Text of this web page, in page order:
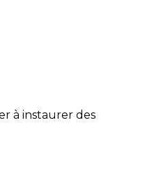
à instaurer des